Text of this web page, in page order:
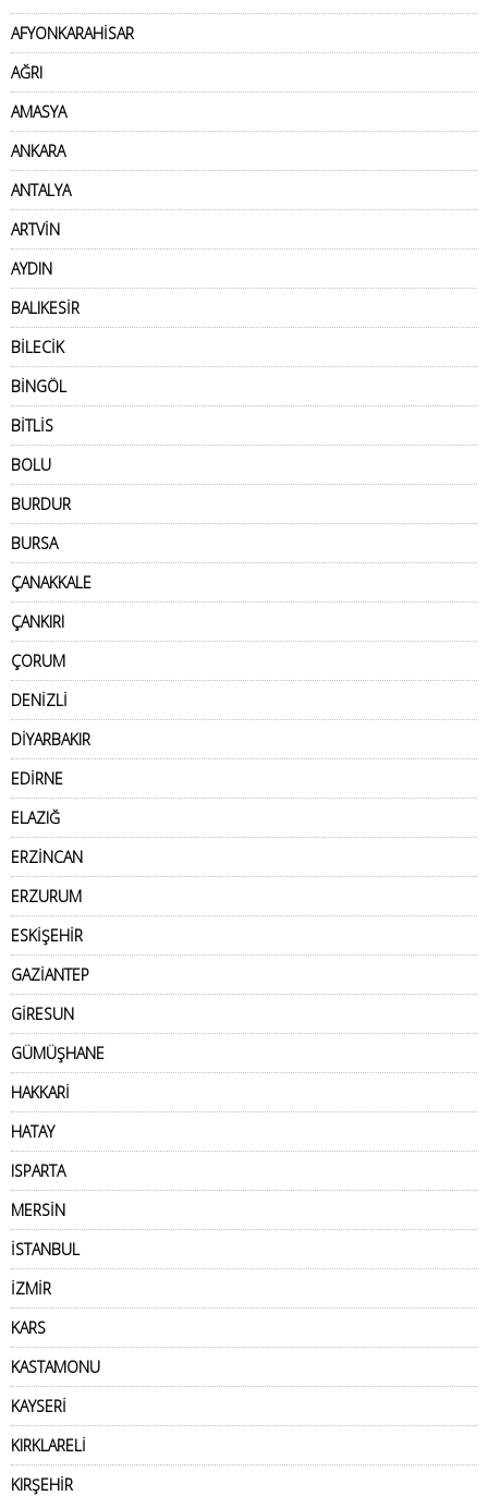
AFYONKARAHİSAR
AĞRI
AMASYA
ANKARA
ANTALYA
ARTVİN
AYDIN
BALIKESİR
BİLECİK
BİNGÖL
BİTLİS
BOLU
BURDUR
BURSA
ÇANAKKALE
ÇANKIRI
ÇORUM
DENİZLİ
DİYARBAKIR
EDİRNE
ELAZIĞ
ERZİNCAN
ERZURUM
ESKİŞEHİR
GAZİANTEP
GİRESUN
GÜMÜŞHANE
HAKKARİ
HATAY
ISPARTA
MERSİN
İSTANBUL
İZMİR
KARS
KASTAMONU
KAYSERİ
KIRKLARELİ
KIRŞEHİR